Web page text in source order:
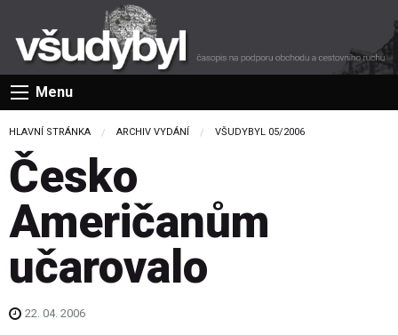
Menu
HLAVNÍ STRÁNKA ARCHIV VYDÁNÍ VŠUDYBYL 05/2006
Česko
Američanům
učarovalo
22. 04. 2006